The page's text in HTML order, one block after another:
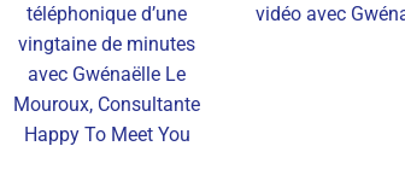
téléphonique d’une
vingtaine de minutes
avec Gwénaëlle Le
Mouroux, Consultante
Happy To Meet You
vidéo avec